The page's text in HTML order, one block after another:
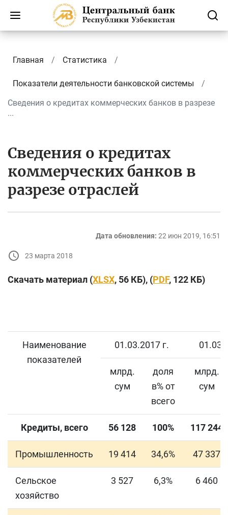
Главная Статистика
Показатели деятельности банковской системы
Сведения о кредитах коммерческих банков в разрезе
...
Сведения о кредитах
коммерческих банков в
разрезе отраслей
Дата обновления: 22 июн 2019, 16:51
23 марта 2018
Скачать материал (XLSX, 56 КБ), (PDF, 122 КБ)
Наименование
показателей
01.03.2017 г.
млрд.
сум
доля
в% от
всего
млрд.
сум
Кредиты, всего 56 128 100% 117 244
Промышленность 19 414 34,6% 47 337
Сельское
хозяйство
3 527 6,3% 6 460